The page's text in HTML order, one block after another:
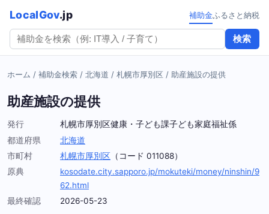
LocalGov.jp
検索
補助金ふるさと納税
ホーム / 補助金検索 / 北海道 / 札幌市厚別区 / 助産施設の提供
助産施設の提供
発行
札幌市厚別区健康・子ども課子ども家庭福祉係
都道府県
北海道
市町村
札幌市厚別区 （コード 011088）
原典
kosodate.city.sapporo.jp/mokuteki/money/ninshin/9
62.html
最終確認
2026-05-23